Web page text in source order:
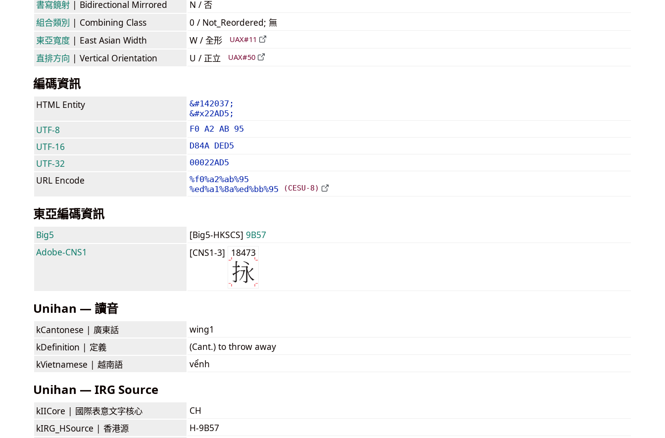
書寫鏡射 | Bidirectional Mirrored
N / 否
組合類別 | Combining Class
0 / Not_Reordered; 無
東亞寬度 | East Asian Width W / 全形 UAX#11
直排方向 | Vertical Orientation U / 正立 UAX#50
編碼資訊
HTML Entity
&#142037;
&#x22AD5;
UTF-8 F0 A2 AB 95
UTF-16 D84A DED5
UTF-32 00022AD5
URL Encode
%f0%a2%ab%95
%ed%a1%8a%ed%bb%95
(CESU-8)
東亞編碼資訊
Big5 [Big5-HKSCS] 9B57
Adobe-CNS1
[CNS1-3] 18473
Unihan — 讀音
kCantonese | 廣東話
wing1
kDefinition | 定義
(Cant.) to throw away
kVietnamese | 越南語 vểnh
Unihan — IRG Source
kIICore | 國際表意文字核心
CH
kIRG_HSource | 香港源
H-9B57